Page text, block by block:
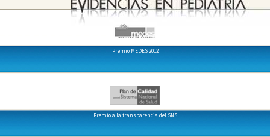
Premio MEDES 2012
Premio a la transparencia del SNS